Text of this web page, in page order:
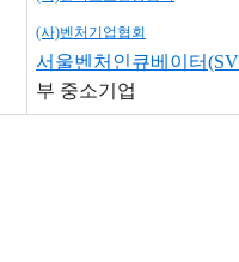
(사)벤처기업협회
서울벤처인큐베이터
부 중소기업